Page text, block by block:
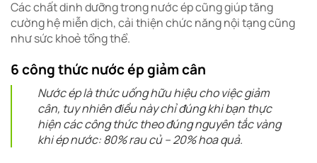
Các chất dinh dưỡng trong nước ép cũng giúp tăng
cường hệ miễn dịch, cải thiện chức năng nội tạng cũng
như sức khoẻ tổng thể.
6 công thức nước ép giảm cân
Nước ép là thức uống hữu hiệu cho việc giảm
cân, tuy nhiên điều này chỉ đúng khi bạn thực
hiện các công thức theo đúng nguyên tắc vàng
khi ép nước: 80% rau củ – 20% hoa quả.